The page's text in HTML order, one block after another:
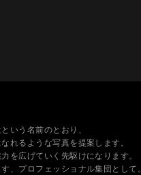
いう名前のとおり、
れるような写真を提案します。
を広げていく先駆けになります。
、プロフェッショナル集団として。